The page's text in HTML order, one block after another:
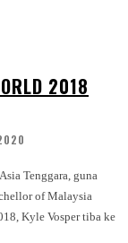
2018
Tenggara, guna
of Malaysia
Kyle Vosper tiba ke